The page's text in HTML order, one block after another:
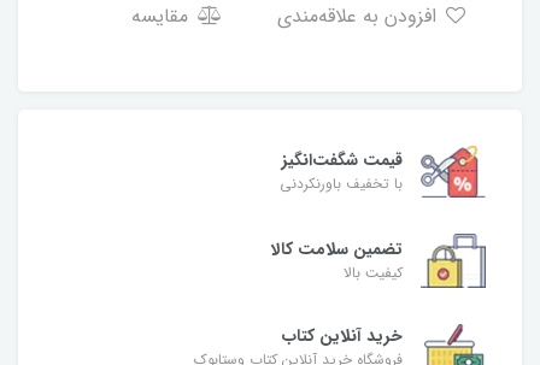
مقایسه
قیمت شگفت‌انگیز
با تخفیف باورنکردنی
تضمین سلامت کالا
کیفیت بالا
خرید آنلاین کتاب
فروشگاه خرید آنلاین کتاب وستابوک